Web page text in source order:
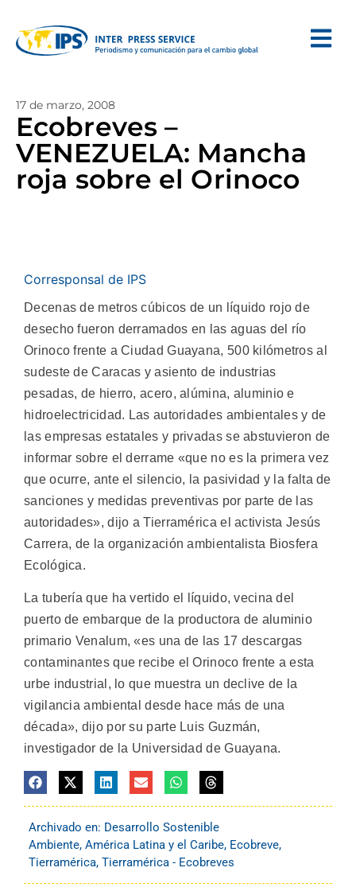
17 de marzo, 2008
Ecobreves –
VENEZUELA: Mancha
roja sobre el Orinoco
Corresponsal de IPS
Decenas de metros cúbicos de un líquido rojo de
desecho fueron derramados en las aguas del río
Orinoco frente a Ciudad Guayana, 500 kilómetros al
sudeste de Caracas y asiento de industrias
pesadas, de hierro, acero, alúmina, aluminio e
hidroelectricidad. Las autoridades ambientales y de
las empresas estatales y privadas se abstuvieron de
informar sobre el derrame «que no es la primera vez
que ocurre, ante el silencio, la pasividad y la falta de
sanciones y medidas preventivas por parte de las
autoridades», dijo a Tierramérica el activista Jesús
Carrera, de la organización ambientalista Biosfera
Ecológica.
La tubería que ha vertido el líquido, vecina del
puerto de embarque de la productora de aluminio
primario Venalum, «es una de las 17 descargas
contaminantes que recibe el Orinoco frente a esta
urbe industrial, lo que muestra un declive de la
vigilancia ambiental desde hace más de una
década», dijo por su parte Luis Guzmán,
investigador de la Universidad de Guayana.
Archivado en: Desarrollo Sostenible
Ambiente, América Latina y el Caribe, Ecobreve,
Tierramérica, Tierramérica - Ecobreves